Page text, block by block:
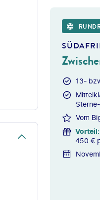
13-
Vom
Vorteil:
450 €